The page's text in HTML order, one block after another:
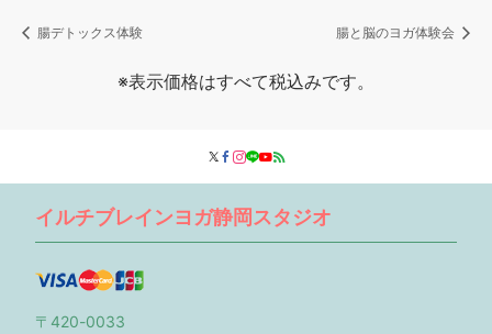
腸デトックス体験 腸と脳のヨガ体験会
※表示価格はすべて税込みです。
イルチブレインヨガ静岡スタジオ
〒420-0033